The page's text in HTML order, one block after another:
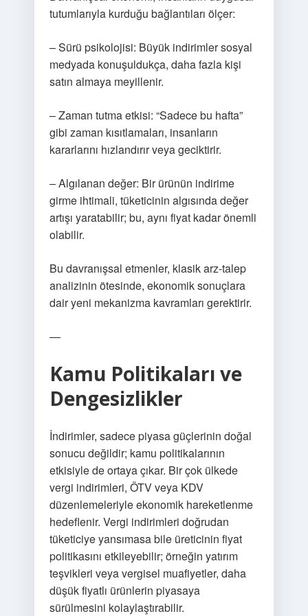
tutumlarıyla kurduğu bağlantıları ölçer:
– Sürü psikolojisi: Büyük indirimler sosyal
medyada konuşuldukça, daha fazla kişi
satın almaya meyillenir.
– Zaman tutma etkisi: “Sadece bu hafta”
gibi zaman kısıtlamaları, insanların
kararlarını hızlandırır veya geciktirir.
– Algılanan değer: Bir ürünün indirime
girme ihtimali, tüketicinin algısında değer
artışı yaratabilir; bu, aynı fiyat kadar önemli
olabilir.
Bu davranışsal etmenler, klasik arz-talep
analizinin ötesinde, ekonomik sonuçlara
dair yeni mekanizma kavramları gerektirir.
—
Kamu Politikaları ve
Dengesizlikler
İndirimler, sadece piyasa güçlerinin doğal
sonucu değildir; kamu politikalarının
etkisiyle de ortaya çıkar. Bir çok ülkede
vergi indirimleri, ÖTV veya KDV
düzenlemeleriyle ekonomik hareketlenme
hedeflenir. Vergi indirimleri doğrudan
tüketiciye yansımasa bile üreticinin fiyat
politikasını etkileyebilir; örneğin yatırım
teşvikleri veya vergisel muafiyetler, daha
düşük fiyatlı ürünlerin piyasaya
sürülmesini kolaylaştırabilir.